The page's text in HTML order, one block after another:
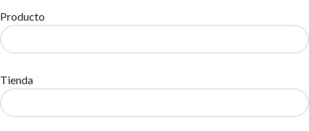
Producto
Tienda